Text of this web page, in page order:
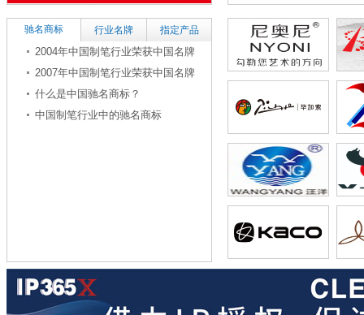
驰名商标 行业名牌 指定产品
2004年中国制笔行业荣获中国名牌
产品
2007年中国制笔行业荣获中国名牌
产品
什么是中国驰名商标？
中国制笔行业中的驰名商标